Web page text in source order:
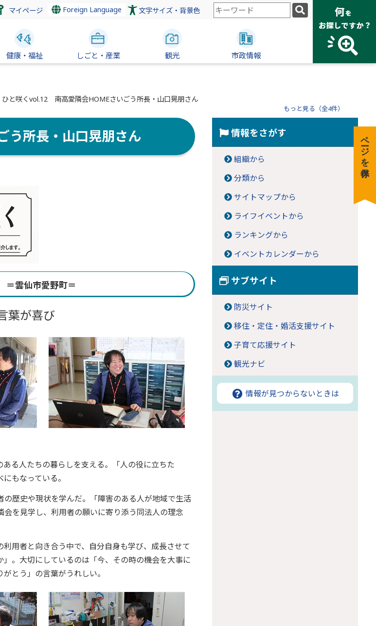
マイページ Foreign Language 文字サイズ・背景色
検
索
ー
健康・福祉 しごと・産業 観光 市政情報
ひと咲くvol.12 南高愛隣会HOMEさいごう所長・山口晃朋さん
もっと見る（全4件）
所長・山口晃朋さん
＝雲仙市愛野町＝
葉が喜び
る人たちの暮らしを支える。「人の役に立ちた
もなっている。
歴史や現状を学んだ。「障害のある人が地域で生活
を見学し、利用者の願いに寄り添う同法人の理念
用者と向き合う中で、自分自身も学び、成長させて
。大切にしているのは「今、その時の機会を大事に
とう」の言葉がうれしい。
情報をさがす
組織から
分類から
サイトマップから
ライフイベントから
ランキングから
イベントカレンダーから
サブサイト
防災サイト
移住・定住・婚活支援サイト
子育て応援サイト
観光ナビ
情報が見つからないときは
ページを保存